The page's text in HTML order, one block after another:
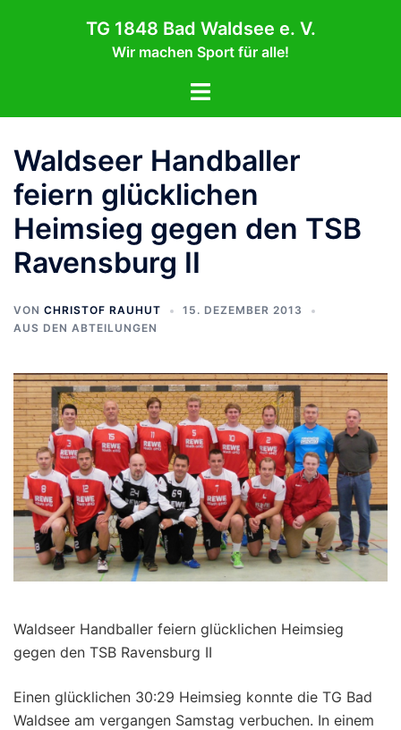
TG 1848 Bad Waldsee e. V.
Wir machen Sport für alle!
Menü
Waldseer Handballer
feiern glücklichen
Heimsieg gegen den TSB
Ravensburg II
VON CHRISTOF RAUHUT
15. DEZEMBER 2013
AUS DEN ABTEILUNGEN
Waldseer Handballer feiern glücklichen Heimsieg
gegen den TSB Ravensburg II
Einen glücklichen 30:29 Heimsieg konnte die TG Bad
Waldsee am vergangen Samstag verbuchen. In einem